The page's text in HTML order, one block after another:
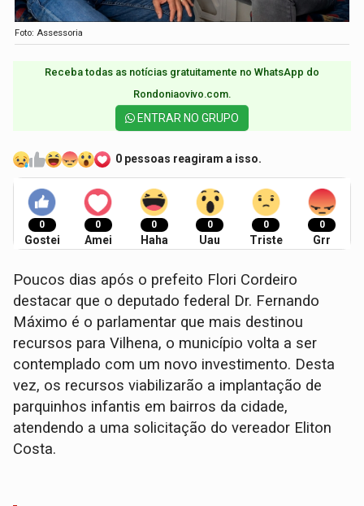
Foto: Assessoria
Receba todas as notícias gratuitamente no WhatsApp do
Rondoniaovivo.com.​
ENTRAR NO GRUPO
0 pessoas reagiram a isso.
0
Gostei
0
Amei
0
Haha
0
Uau
0
Triste
0
Grr
Poucos dias após o prefeito Flori Cordeiro
destacar que o deputado federal Dr. Fernando
Máximo é o parlamentar que mais destinou
recursos para Vilhena, o município volta a ser
contemplado com um novo investimento. Desta
vez, os recursos viabilizarão a implantação de
parquinhos infantis em bairros da cidade,
atendendo a uma solicitação do vereador Eliton
Costa.